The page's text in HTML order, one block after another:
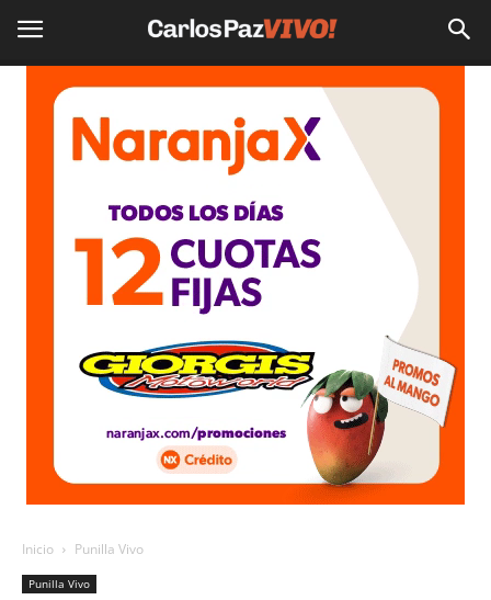
Inicio Punilla Vivo
Punilla Vivo